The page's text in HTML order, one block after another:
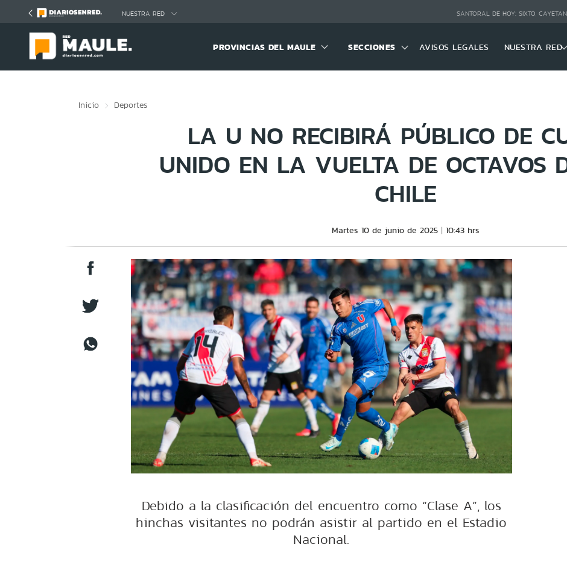
NUESTRA RED SANTORAL DE HOY: SIXTO,
PROVINCIAS DEL MAULE SECCIONES AVISOS LEGALES NUESTRA RED
Inicio Deportes
LA U NO RECIBIRÁ PÚBLICO DE
UNIDO EN LA VUELTA DE OCTAVOS
CHILE
Martes 10 de junio de 2025 10:43 hrs
Debido a la clasificación del encuentro como “Clase A”, los
hinchas visitantes no podrán asistir al partido en el Estadio
Nacional.